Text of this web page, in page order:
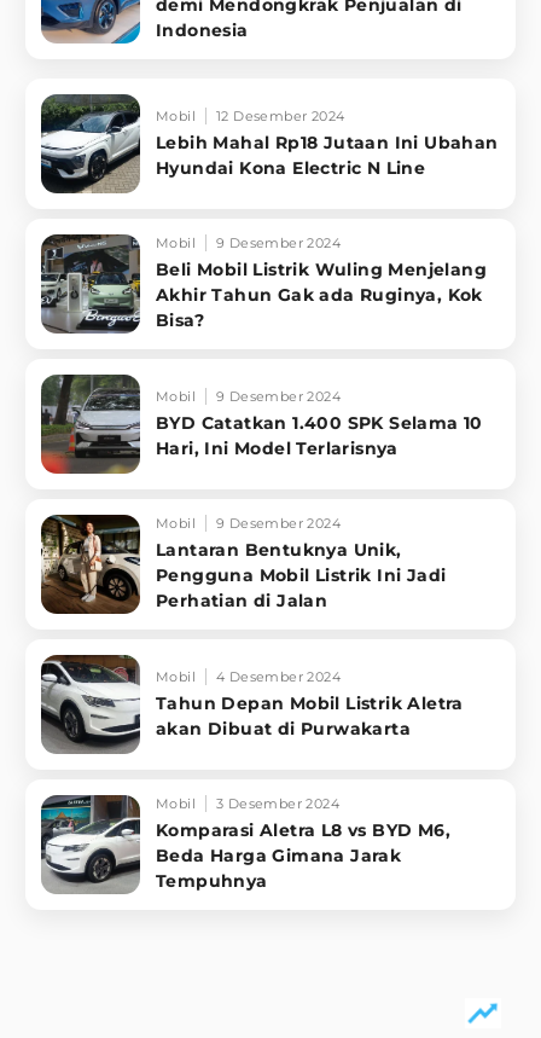
demi Mendongkrak Penjualan di
Indonesia
Mobil 12 Desember 2024
Lebih Mahal Rp18 Jutaan Ini Ubahan
Hyundai Kona Electric N Line
Mobil 9 Desember 2024
Beli Mobil Listrik Wuling Menjelang
Akhir Tahun Gak ada Ruginya, Kok
Bisa?
Mobil 9 Desember 2024
BYD Catatkan 1.400 SPK Selama 10
Hari, Ini Model Terlarisnya
Mobil 9 Desember 2024
Lantaran Bentuknya Unik,
Pengguna Mobil Listrik Ini Jadi
Perhatian di Jalan
Mobil 4 Desember 2024
Tahun Depan Mobil Listrik Aletra
akan Dibuat di Purwakarta
Mobil 3 Desember 2024
Komparasi Aletra L8 vs BYD M6,
Beda Harga Gimana Jarak
Tempuhnya